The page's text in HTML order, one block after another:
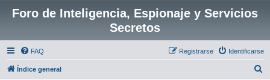
Foro de Inteligencia, Espionaje y Servicios
Secretos
FAQ Identificarse
Registrarse
Índice general